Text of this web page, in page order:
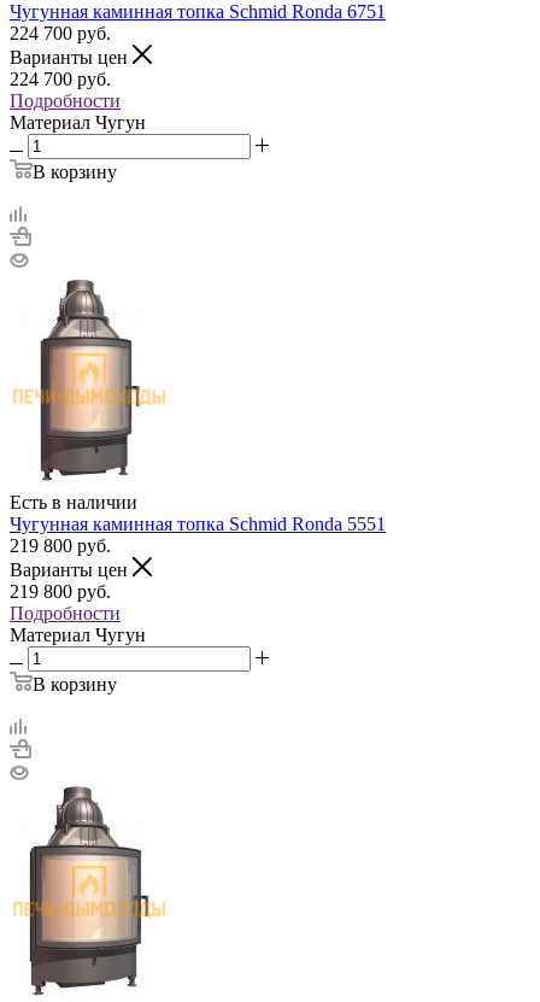
Чугунная каминная топка Schmid Ronda 6751
224 700 руб.
Варианты цен
224 700 руб.
Подробности
Материал Чугун
В корзину
Есть в наличии
Чугунная каминная топка Schmid Ronda 5551
219 800 руб.
Варианты цен
219 800 руб.
Подробности
Материал Чугун
В корзину